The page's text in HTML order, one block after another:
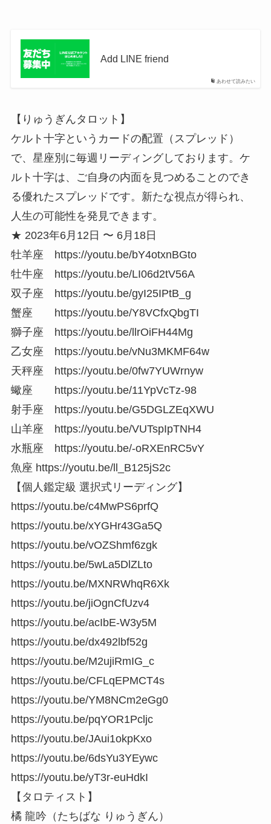
あわせて読みたい
Add LINE friend
【りゅうぎんタロット】
ケルト十字というカードの配置（スプレッド）
で、星座別に毎週リーディングしております。ケ
ルト十字は、ご自身の内面を見つめることのでき
る優れたスプレッドです。新たな視点が得られ、
人生の可能性を発見できます。
★ 2023年6月12日 〜 6月18日
牡羊座 https://youtu.be/bY4otxnBGto
牡牛座 https://youtu.be/LI06d2tV56A
双子座 https://youtu.be/gyI25IPtB_g
蟹座 https://youtu.be/Y8VCfxQbgTI
獅子座 https://youtu.be/llrOiFH44Mg
乙女座 https://youtu.be/vNu3MKMF64w
天秤座 https://youtu.be/0fw7YUWrnyw
蠍座 https://youtu.be/11YpVcTz-98
射手座 https://youtu.be/G5DGLZEqXWU
山羊座 https://youtu.be/VUTspIpTNH4
水瓶座 https://youtu.be/-oRXEnRC5vY
魚座 https://youtu.be/ll_B125jS2c
【個人鑑定級 選択式リーディング】
https://youtu.be/c4MwPS6prfQ
https://youtu.be/xYGHr43Ga5Q
https://youtu.be/vOZShmf6zgk
https://youtu.be/5wLa5DlZLto
https://youtu.be/MXNRWhqR6Xk
https://youtu.be/jiOgnCfUzv4
https://youtu.be/acIbE-W3y5M
https://youtu.be/dx492lbf52g
https://youtu.be/M2ujiRmIG_c
https://youtu.be/CFLqEPMCT4s
https://youtu.be/YM8NCm2eGg0
https://youtu.be/pqYOR1Pcljc
https://youtu.be/JAui1okpKxo
https://youtu.be/6dsYu3YEywc
https://youtu.be/yT3r-euHdkI
【タロティスト】
橘 龍吟（たちばな りゅうぎん）